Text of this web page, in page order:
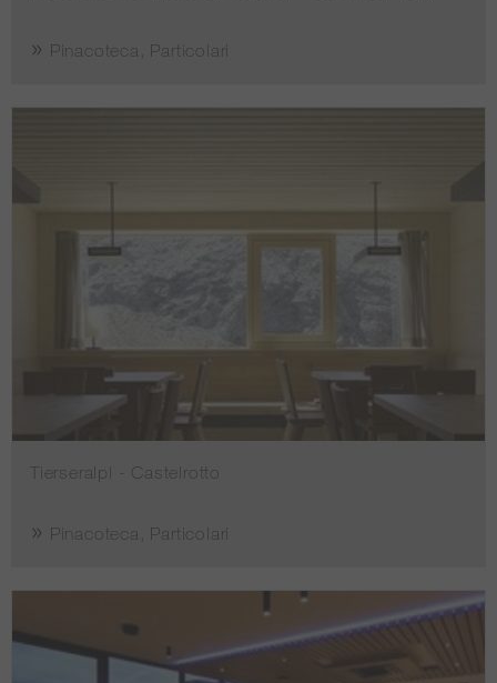
Pinacoteca, Particolari
Tierseralpl - Castelrotto
Pinacoteca, Particolari